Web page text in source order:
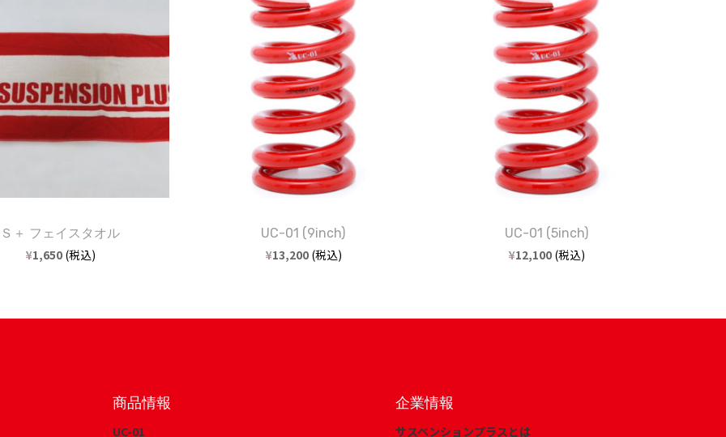
Ｓ＋ フェイスタオル
¥1,650 (税込)
UC-01 (9inch)
¥13,200 (税込)
UC-01 (5inch)
¥12,100 (税込)
商品情報
UC-01
企業情報
サスペンションプラスとは